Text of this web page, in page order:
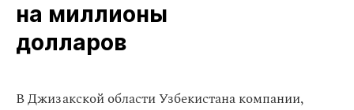
на миллионы
долларов
В Джизакской области Узбекистана компании,